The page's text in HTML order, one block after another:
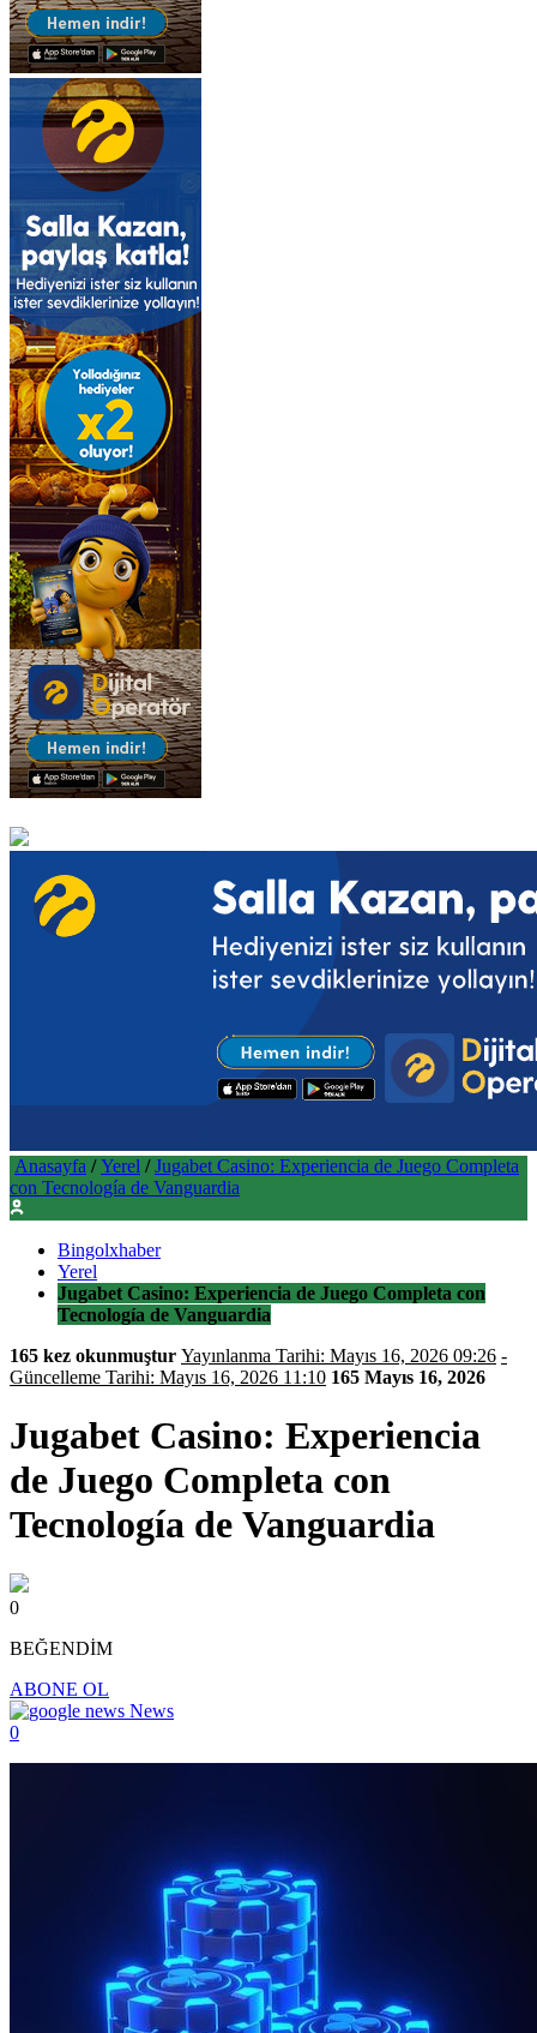
Anasayfa / Yerel / Jugabet Casino: Experiencia de Juego Completa
con Tecnología de Vanguardia
Bingolxhaber
Yerel
Jugabet Casino: Experiencia de Juego Completa con
Tecnología de Vanguardia
165 kez okunmuştur
Yayınlanma Tarihi: Mayıs 16, 2026 09:26 -
Güncelleme Tarihi: Mayıs 16, 2026 11:10 165 Mayıs 16, 2026
Jugabet Casino: Experiencia
de Juego Completa con
Tecnología de Vanguardia
0
BEĞENDİM
ABONE OL
News
0